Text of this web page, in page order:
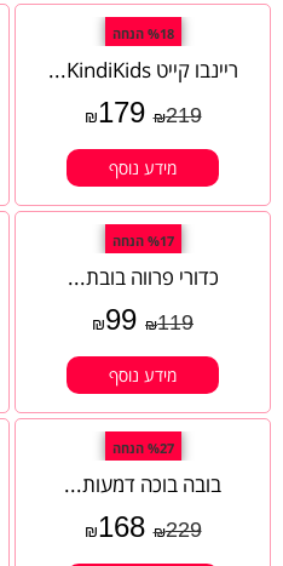
%18 הנחה
ריינבו קייט KindiKids...
₪219
₪179
מידע נוסף
%17 הנחה
כדורי פרווה בובת...
₪119
₪99
מידע נוסף
%27 הנחה
בובה בוכה דמעות...
₪229
₪168